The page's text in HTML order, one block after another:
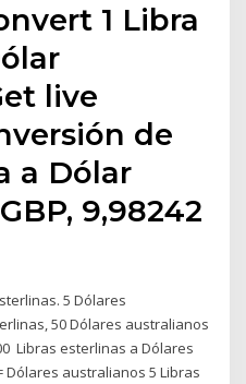
1 Libra
live
de
a Dólar
9,98242
5 Dólares
50 Dólares australianos
Libras esterlinas a Dólares
australianos 5 Libras